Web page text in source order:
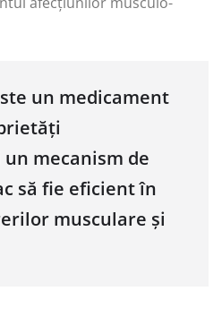
un medicament
mecanism de
să fie eficient în
musculare și